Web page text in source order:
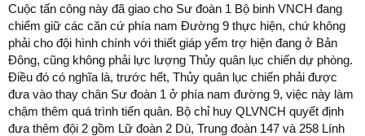
Cuộc tấn công này đã giao cho Sư đoàn 1 Bộ binh VNCH đang
chiếm giữ các căn cứ phía nam Đường 9 thực hiện, chứ không
phải cho đội hình chính với thiết giáp yểm trợ hiện đang ở Bản
Đông, cũng không phải lực lượng Thủy quân lục chiến dự phòng.
Điều đó có nghĩa là, trước hết, Thủy quân lục chiến phải được
đưa vào thay chân Sư đoàn 1 ở phía nam đường 9, việc này làm
chậm thêm quá trình tiến quân. Bộ chỉ huy QLVNCH quyết định
đưa thêm đội 2 gồm Lữ đoàn 2 Dù, Trung đoàn 147 và 258 Lính